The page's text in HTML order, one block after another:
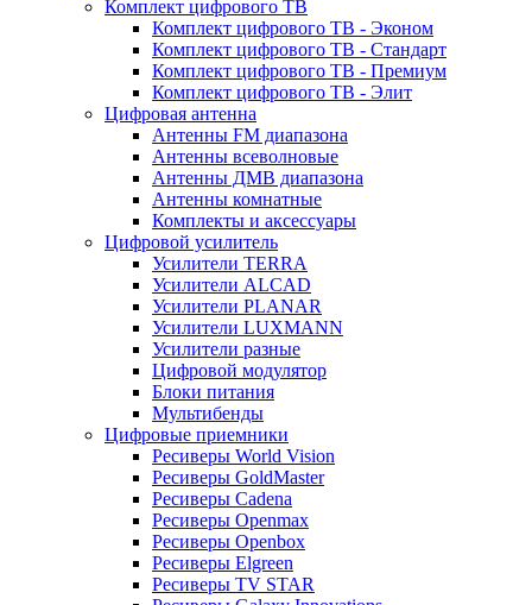
Комплект цифрового ТВ
Комплект цифрового ТВ - Эконом
Комплект цифрового ТВ - Стандарт
Комплект цифрового ТВ - Премиум
Комплект цифрового ТВ - Элит
Цифровая антенна
Антенны FM диапазона
Антенны всеволновые
Антенны ДМВ диапазона
Антенны комнатные
Комплекты и аксессуары
Цифровой усилитель
Усилители TERRA
Усилители ALCAD
Усилители PLANAR
Усилители LUXMANN
Усилители разные
Цифровой модулятор
Блоки питания
Мультибенды
Цифровые приемники
Ресиверы World Vision
Ресиверы GoldMaster
Ресиверы Cadena
Ресиверы Openmax
Ресиверы Openbox
Ресиверы Elgreen
Ресиверы TV STAR